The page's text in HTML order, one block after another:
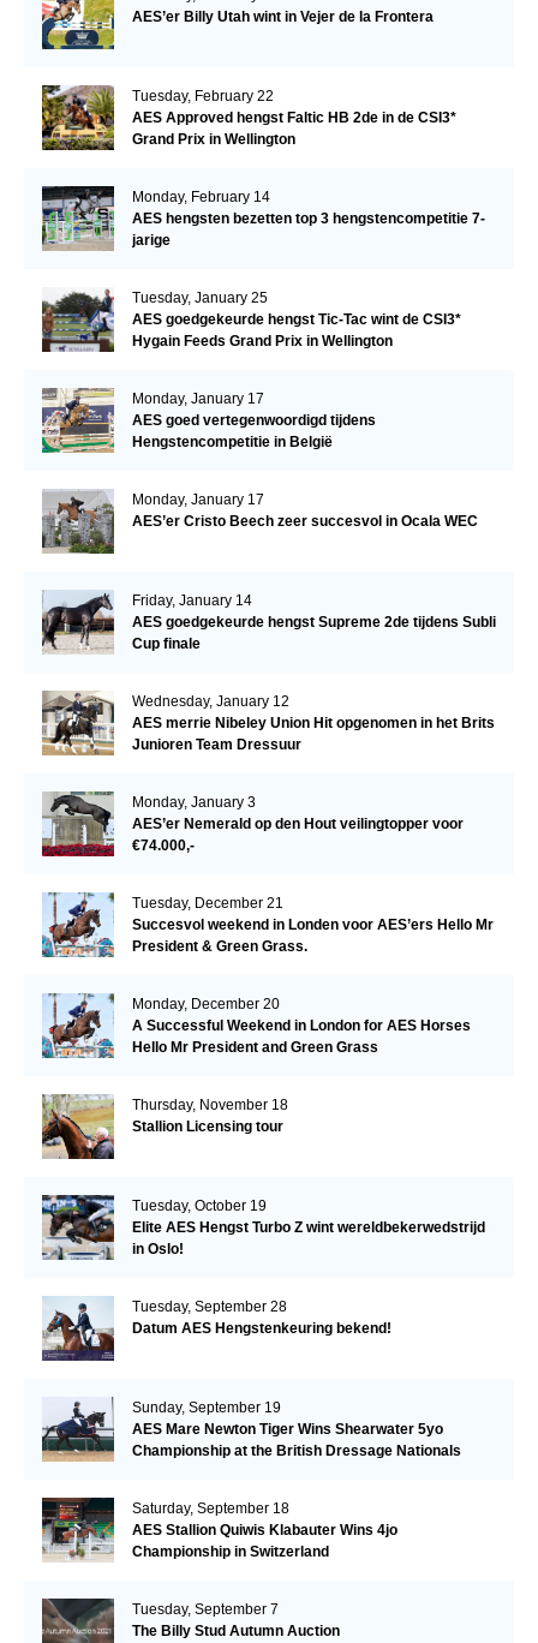
AES’er Billy Utah wint in Vejer de la Frontera
Tuesday, February 22
AES Approved hengst Faltic HB 2de in de CSI3*
Grand Prix in Wellington
Monday, February 14
AES hengsten bezetten top 3 hengstencompetitie 7-
jarige
Tuesday, January 25
AES goedgekeurde hengst Tic-Tac wint de CSI3*
Hygain Feeds Grand Prix in Wellington
Monday, January 17
AES goed vertegenwoordigd tijdens
Hengstencompetitie in België
Monday, January 17
AES’er Cristo Beech zeer succesvol in Ocala WEC
Friday, January 14
AES goedgekeurde hengst Supreme 2de tijdens Subli
Cup finale
Wednesday, January 12
AES merrie Nibeley Union Hit opgenomen in het Brits
Junioren Team Dressuur
Monday, January 3
AES’er Nemerald op den Hout veilingtopper voor
€74.000,-
Tuesday, December 21
Succesvol weekend in Londen voor AES’ers Hello Mr
President & Green Grass.
Monday, December 20
A Successful Weekend in London for AES Horses
Hello Mr President and Green Grass
Thursday, November 18
Stallion Licensing tour
Tuesday, October 19
Elite AES Hengst Turbo Z wint wereldbekerwedstrijd
in Oslo!
Tuesday, September 28
Datum AES Hengstenkeuring bekend!
Sunday, September 19
AES Mare Newton Tiger Wins Shearwater 5yo
Championship at the British Dressage Nationals
Saturday, September 18
AES Stallion Quiwis Klabauter Wins 4jo
Championship in Switzerland
Tuesday, September 7
The Billy Stud Autumn Auction